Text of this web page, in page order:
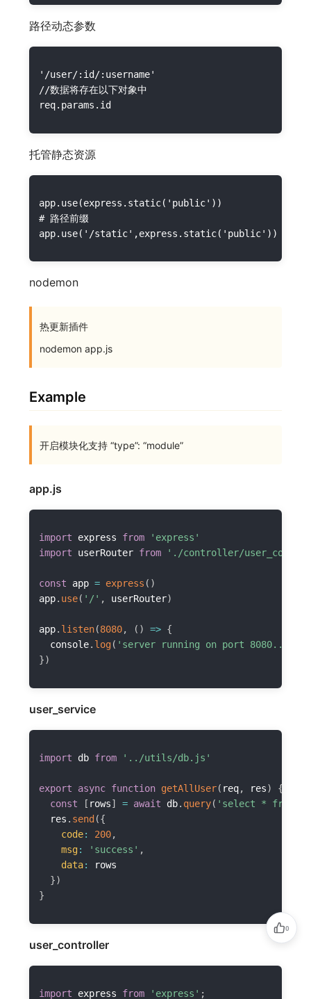
0
路径动态参数
'/user/:id/:username'
//数据将存在以下对象中
托管静态资源
app.use(express.static('public'))
# 路径前缀
nodemon
热更新插件
nodemon app.js
Example
开启模块化支持 “type”: “module”
app.js
import express from
'express'
import userRouter from './controller/
const app = express ( )
app. use( '/' , userRouter)
app. listen(8080, ( ) => {
  console
. log( 'server running on port 8080...'
})
user_service
import db from '../utils/db.js'
export async function getAllUser( req, res)
{
const
[ rows] = await db. query( 'select * from
  res
. send ({
code: 200,
msg: 'success' ,
data:
rows
})
}
user_controller
import express from 'express' ;
版权所有 ©2023 Reboot's Blog